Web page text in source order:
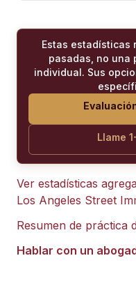
Estas estadísticas
pasadas, no una
individual. Sus
Llame
Ver estadísticas
Los Angeles Street
Resumen de práctica
Hablar con un